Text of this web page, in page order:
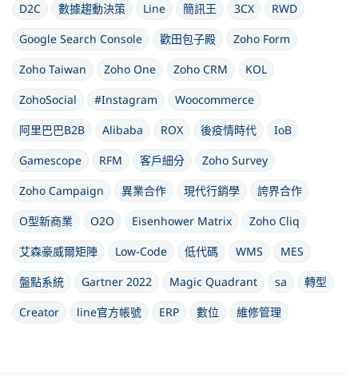
D2C
數據趨動決策 Line 簡訊王 3CX
RWD
Google Search Console
歡田包子殿
Zoho Form
Zoho Taiwan
Zoho One Zoho CRM
KOL
ZohoSocial
#Instagram
Woocommerce
阿里巴巴B2B
Alibaba ROX 後疫情時代
IoB
Gamescope
RFM 客戶細分
Zoho Survey
Zoho Campaign
異業合作 現代行銷學
誇界合作
O型新商業
O2O Eisenhower Matrix
Zoho Cliq
艾森豪威爾矩陣
Low-Code 低代碼 WMS
MES
盤點系統
Gartner 2022 Magic Quadrant sa
轉型
Creator
line官方帳號 ERP 數位 維修管理